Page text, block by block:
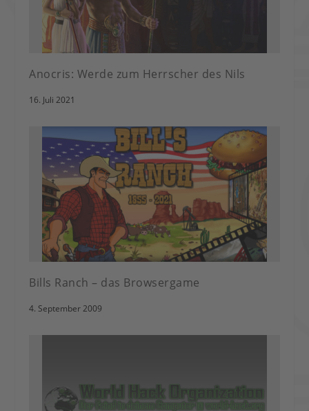
Anocris: Werde zum Herrscher des Nils
16. Juli 2021
Bills Ranch – das Browsergame
4. September 2009